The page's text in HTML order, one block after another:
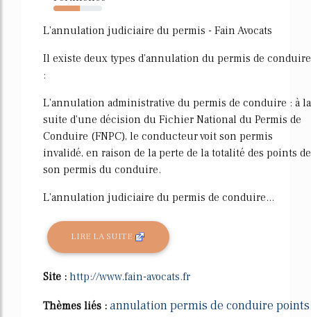
54%
L'annulation judiciaire du permis - Fain Avocats
Il existe deux types d'annulation du permis de conduire
:
L'annulation administrative du permis de conduire : à la
suite d'une décision du Fichier National du Permis de
Conduire (FNPC), le conducteur voit son permis
invalidé, en raison de la perte de la totalité des points de
son permis du conduire.
L'annulation judiciaire du permis de conduire...
LIRE LA SUITE
Site : http://www.fain-avocats.fr
Thèmes liés : annulation permis de conduire points